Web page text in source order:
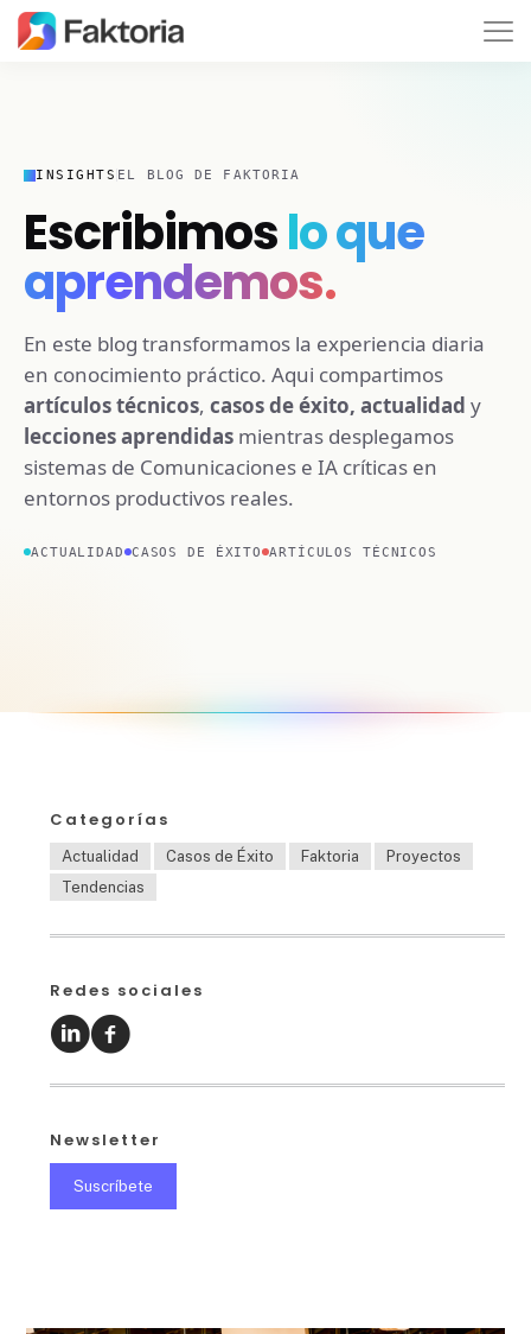
INSIGHTS EL BLOG DE FAKTORIA
Escribimoslo que
aprendemos.
En este blog transformamos la experiencia diaria
en conocimiento práctico. Aqui compartimos
artículos técnicos, casos de éxito, actualidad y
lecciones aprendidas mientras desplegamos
sistemas de Comunicaciones e IA críticas en
entornos productivos reales.
ACTUALIDAD CASOS DE ÉXITO ARTÍCULOS TÉCNICOS
Categorías
Actualidad Casos de Éxito Faktoria
Proyectos
Tendencias
Redes sociales
Newsletter
Suscríbete